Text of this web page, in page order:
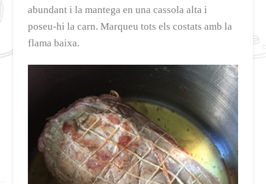
abundant i la mantega en una cassola alta i
poseu-hi la carn. Marqueu tots els costats amb la
flama baixa.